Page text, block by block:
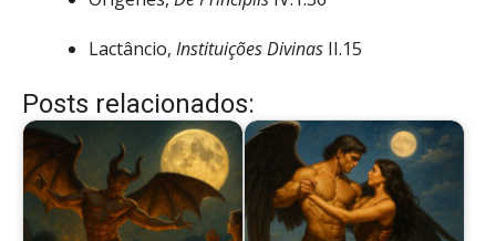
Lactâncio, Instituições Divinas II.15
Posts relacionados: